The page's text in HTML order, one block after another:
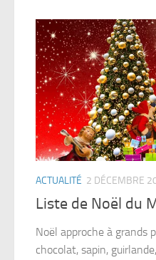
ACTUALITÉ 2 DÉCEMBRE
Liste de Noël du
Noël approche à grands
chocolat, sapin,